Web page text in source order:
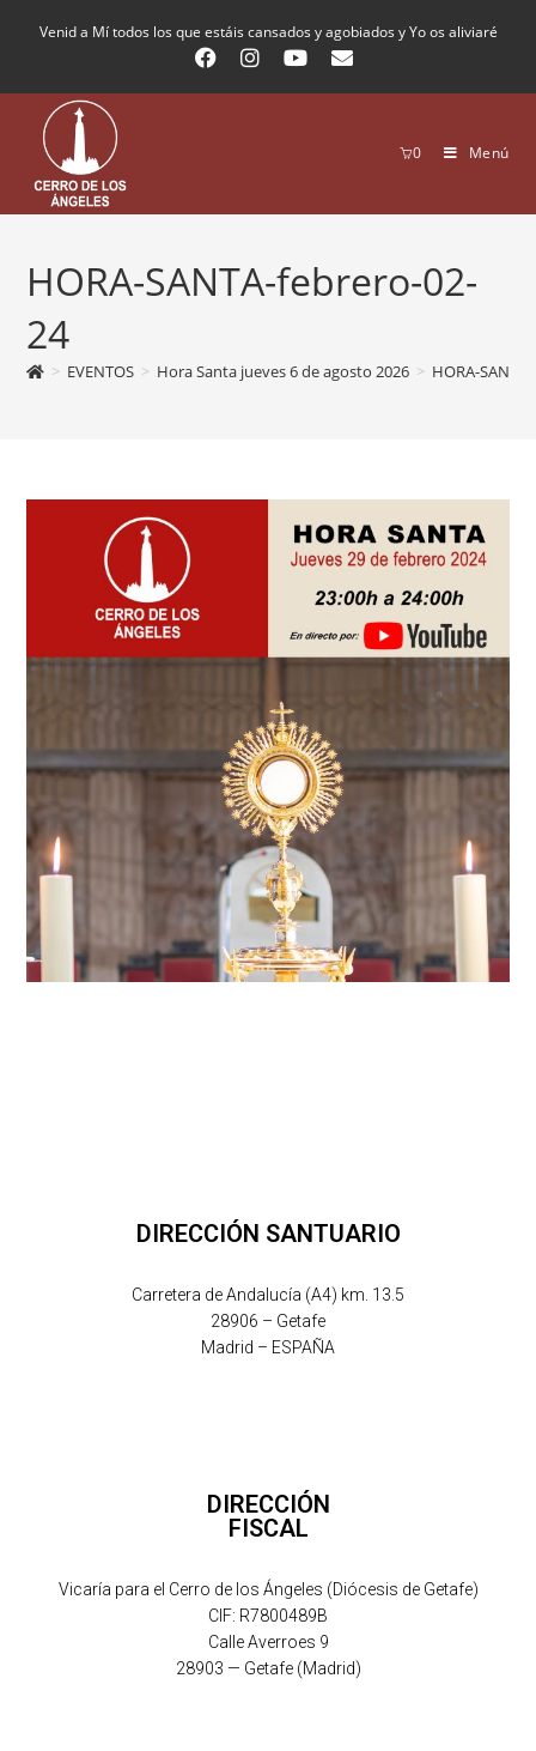
Venid a Mí todos los que estáis cansados y agobiados y Yo os aliviaré
0 Menú
HORA-SANTA-febrero-02-
24
> EVENTOS > Hora Santa jueves 6 de agosto 2026 > HORA-
DIRECCIÓN SANTUARIO
Carretera de Andalucía (A4) km. 13.5
28906 – Getafe
Madrid – ESPAÑA
DIRECCIÓN
FISCAL
Vicaría para el Cerro de los Ángeles (Diócesis de Getafe)
CIF: R7800489B
Calle Averroes 9
28903 — Getafe (Madrid)